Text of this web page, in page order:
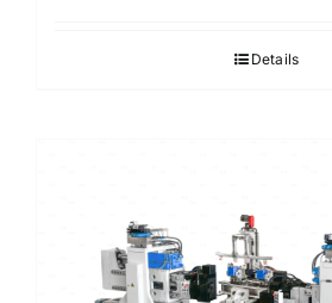
Details